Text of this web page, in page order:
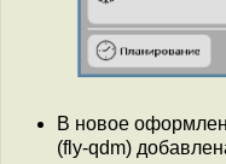
В новое
(fly-qdm)